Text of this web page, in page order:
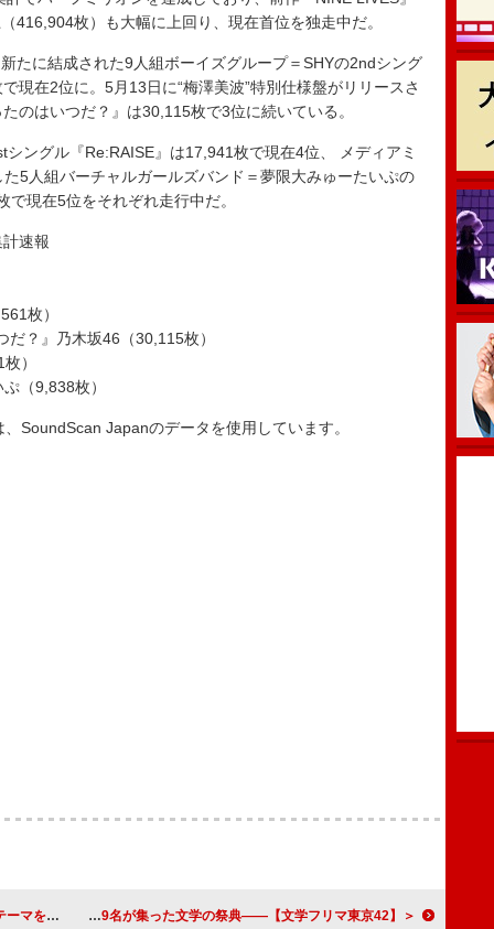
416,904枚）も大幅に上回り、現在首位を独走中だ。
に結成された9人組ボーイズグループ＝SHYの2ndシング
現在2位に。5月13日に“梅澤美波”特別仕様盤がリリースさ
のはいつだ？』は30,115枚で3位に続いている。
ングル『Re:RAISE』は17,941枚で現在4位、 メディアミ
5人組バーチャルガールズバンド＝夢限大みゅーたいぷの
現在5位をそれぞれ走行中だ。
速報
枚）
？』乃木坂46（30,115枚）
）
（9,838枚）
SoundScan Japanのデータを使用しています。
を担当 ＜イベントレポート＞過去最多18,689名が集った文学の祭典――【文学フリマ東京42】